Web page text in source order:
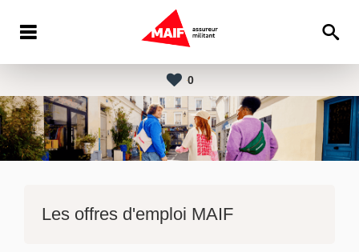
0
Les offres d'emploi MAIF